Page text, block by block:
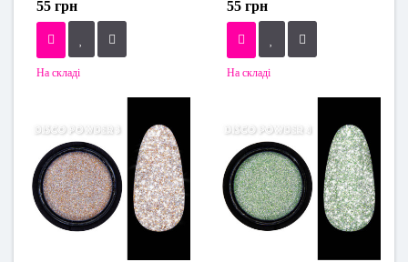
55 грн
На складі
55 грн
На складі